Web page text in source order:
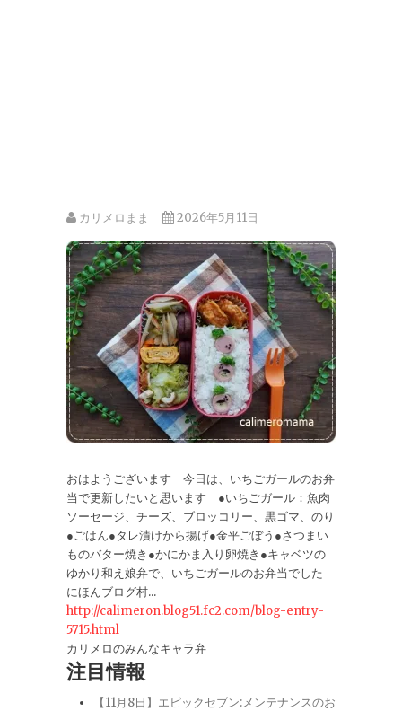
カリメロまま 2026年5月11日
おはようございます 今日は、いちごガールのお弁
当で更新したいと思います ●いちごガール：魚肉
ソーセージ、チーズ、ブロッコリー、黒ゴマ、のり
●ごはん●タレ漬けから揚げ●金平ごぼう●さつまい
ものバター焼き●かにかま入り卵焼き●キャベツの
ゆかり和え娘弁で、いちごガールのお弁当でした
にほんブログ村...
http://calimeron.blog51.fc2.com/blog-entry-
5715.html
カリメロのみんなキャラ弁
注目情報
【11月8日】エピックセブン:メンテナンスのお